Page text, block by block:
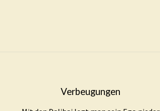
Verbeugungen